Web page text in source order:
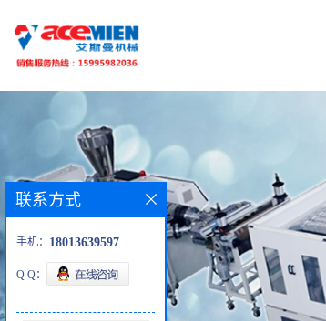
联系方式
手机： 18013639597
Q Q：